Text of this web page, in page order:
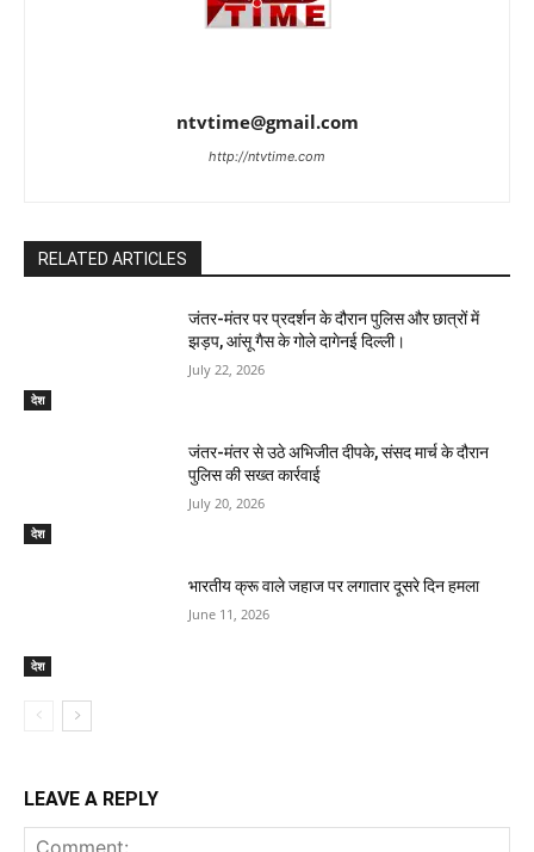
ntvtime@gmail.com
http://ntvtime.com
RELATED ARTICLES
देश
जंतर-मंतर पर प्रदर्शन के दौरान पुलिस और छात्रों में
झड़प, आंसू गैस के गोले दागेनई दिल्ली।
July 22, 2026
देश
जंतर-मंतर से उठे अभिजीत दीपके, संसद मार्च के दौरान
पुलिस की सख्त कार्रवाई
July 20, 2026
देश
भारतीय क्रू वाले जहाज पर लगातार दूसरे दिन हमला
June 11, 2026
LEAVE A REPLY